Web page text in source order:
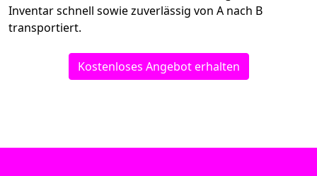
Inventar schnell sowie zuverlässig von A nach B
transportiert.
Kostenloses Angebot erhalten